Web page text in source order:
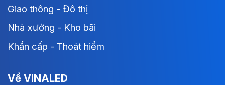
Giao thông - Đô thị
Nhà xưởng - Kho bãi
Khẩn cấp - Thoát hiểm
Về VINALED